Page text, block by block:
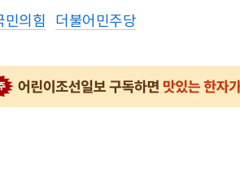
민의힘 더불어민주당